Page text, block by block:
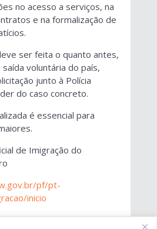
no acesso a serviços, na
e na formalização de
ser feita o quanto antes,
voluntária do país,
junto à Polícia
do caso concreto.
é essencial para
de Imigração do
pf/pt-
inicio